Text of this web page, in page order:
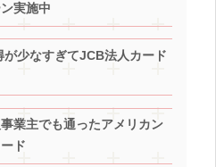
実施中
が少なすぎてJCB法人カード
業主でも通ったアメリカン
ド